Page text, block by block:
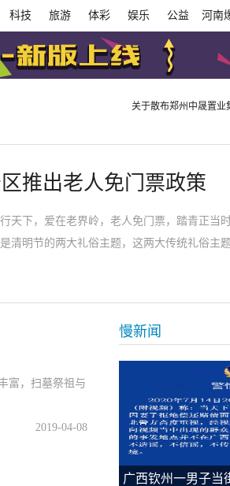
科技 旅游 体彩 娱乐 公益 河南
关于散布郑州中晟置业
推出老人免门票政策
天下，爱在老界岭，老人免门票，踏青正当
清明节的两大礼俗主题，这两大传统礼俗主
富，扫墓祭祖与
2019-04-08
慢新闻
广西钦州一男子当